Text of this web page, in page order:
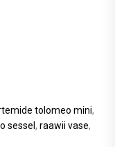
tolomeo mini,
sessel, raawii vase,